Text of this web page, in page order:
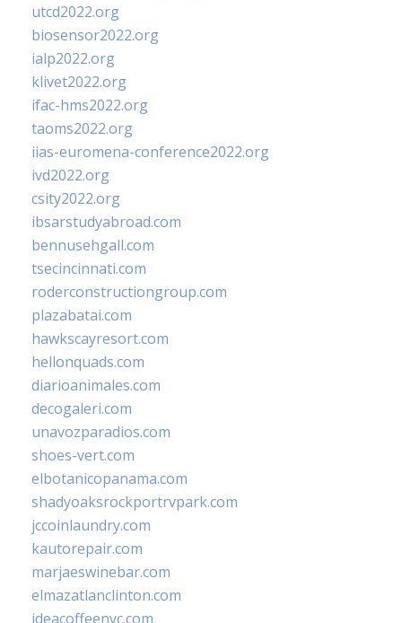
utcd2022.org
biosensor2022.org
ialp2022.org
klivet2022.org
ifac-hms2022.org
taoms2022.org
iias-euromena-conference2022.org
ivd2022.org
csity2022.org
ibsarstudyabroad.com
bennusehgall.com
tsecincinnati.com
roderconstructiongroup.com
plazabatai.com
hawkscayresort.com
hellonquads.com
diarioanimales.com
decogaleri.com
unavozparadios.com
shoes-vert.com
elbotanicopanama.com
shadyoaksrockportrvpark.com
jccoinlaundry.com
kautorepair.com
marjaeswinebar.com
elmazatlanclinton.com
ideacoffeenyc.com